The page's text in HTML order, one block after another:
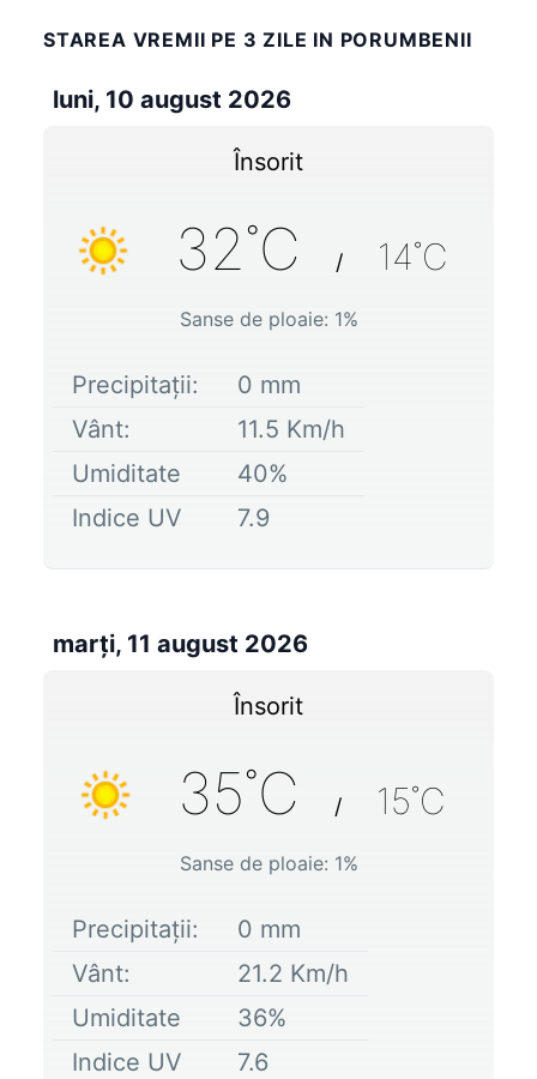
STAREA VREMII PE 3 ZILE IN PORUMBENII
luni, 10 august 2026
Însorit
32˚C / 14˚C
Sanse de ploaie: 1%
Precipitații: 0 mm
Vânt:
11.5 Km/h
Umiditate
40%
Indice UV
7.9
marți, 11 august 2026
Însorit
35˚C / 15˚C
Sanse de ploaie: 1%
Precipitații: 0 mm
Vânt:
21.2 Km/h
Umiditate
36%
Indice UV
7.6